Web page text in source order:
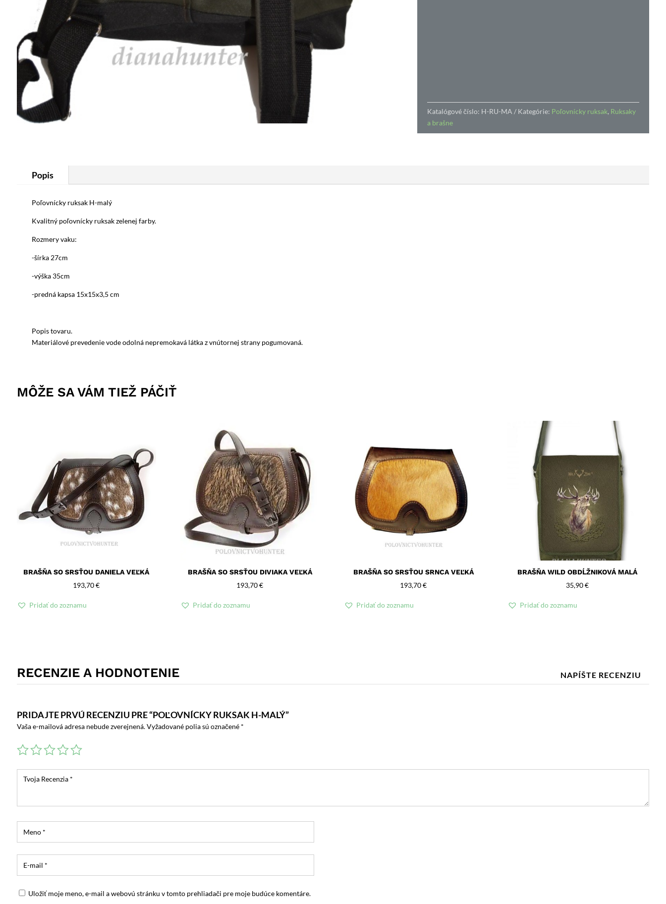
Katalógové číslo: H-RU-MA Kategórie: Poľovnícky ruksak, Ruksaky
a brašne
Popis
Poľovnícky ruksak H-malý
Kvalitný poľovnícky ruksak zelenej farby.
Rozmery vaku:
-šírka 27cm
-výška 35cm
-predná kapsa 15x15x3,5 cm
Popis tovaru.
Materiálové prevedenie vode odolná nepremokavá látka z vnútornej strany pogumovaná.
MÔŽE SA VÁM TIEŽ PÁČIŤ
BRAŠŇA SO SRSŤOU DANIELA VEĽKÁ
193,70€
Pridať do zoznamu
BRAŠŇA SO SRSŤOU DIVIAKA VEĽKÁ
193,70€
Pridať do zoznamu
BRAŠŇA SO SRSŤOU SRNCA VEĽKÁ
193,70€
Pridať do zoznamu
BRAŠŇA WILD OBDĹŽNIKOVÁ MALÁ
35,90€
Pridať do zoznamu
RECENZIE A HODNOTENIE NAPÍŠTE RECENZIU
PRIDAJTE PRVÚ RECENZIU PRE “POĽOVNÍCKY RUKSAK H-MALÝ”
Vaša e-mailová adresa nebude zverejnená. Vyžadované polia sú označené *
Uložiť moje meno, e-mail a webovú stránku v tomto prehliadači pre moje budúce komentáre.